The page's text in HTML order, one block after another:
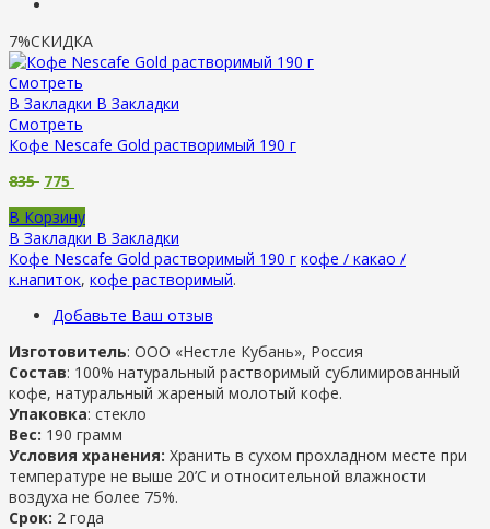
7%СКИДКА
Смотреть
В Закладки В Закладки
Смотреть
Кофе Nescafe Gold растворимый 190 г
835 775
В Корзину
В Закладки В Закладки
Кофе Nescafe Gold растворимый 190 г кофе / какао /
к.напиток, кофе растворимый.
Добавьте Ваш отзыв
Изготовитель: ООО «Нестле Кубань», Россия
Состав: 100% натуральный растворимый сублимированный
кофе, натуральный жареный молотый кофе.
Упаковка: стекло
Вес: 190 грамм
Условия хранения: Хранить в сухом прохладном месте при
температуре не выше 20’С и относительной влажности
воздуха не более 75%.
Срок: 2 года